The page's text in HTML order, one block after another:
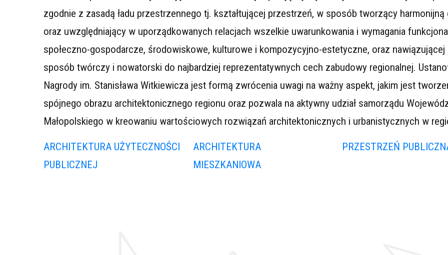
zgodnie z zasadą ładu przestrzennego tj. kształtującej przestrzeń, w sposób tworzący harmonijną
oraz uwzględniający w uporządkowanych relacjach wszelkie uwarunkowania i wymagania
społeczno-gospodarcze, środowiskowe, kulturowe i kompozycyjno-estetyczne, oraz nawiązującej
sposób twórczy i nowatorski do najbardziej reprezentatywnych cech zabudowy regionalnej.
Nagrody im. Stanisława Witkiewicza jest formą zwrócenia uwagi na ważny aspekt, jakim jest
spójnego obrazu architektonicznego regionu oraz pozwala na aktywny udział samorządu
Małopolskiego w kreowaniu wartościowych rozwiązań architektonicznych i urbanistycznych w
ARCHITEKTURA UŻYTECZNOŚCI
PUBLICZNEJ
ARCHITEKTURA
MIESZKANIOWA
PRZESTRZEŃ